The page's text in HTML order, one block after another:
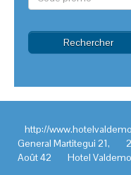
Rechercher
http://
General Martitegui 21,
Août 42
Hotel